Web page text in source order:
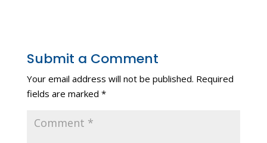
Submit a Comment
Your email address will not be published. Required
fields are marked *